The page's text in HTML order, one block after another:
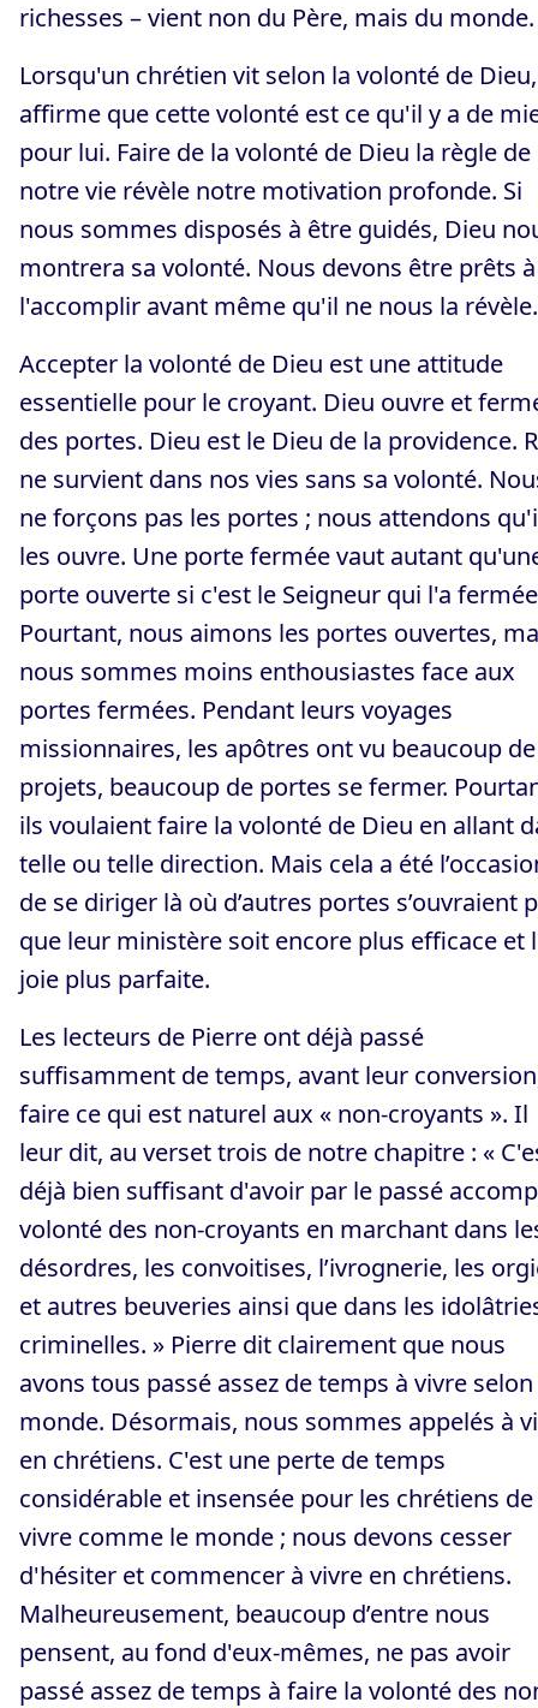
richesses – vient non du Père, mais du monde.
Lorsqu'un chrétien vit selon la volonté de
affirme que cette volonté est ce qu'il y a de
pour lui. Faire de la volonté de Dieu la règle de
notre vie révèle notre motivation profonde. Si
nous sommes disposés à être guidés, Dieu
montrera sa volonté. Nous devons être prêts à
l'accomplir avant même qu'il ne nous la révèle.
Accepter la volonté de Dieu est une attitude
essentielle pour le croyant. Dieu ouvre et
des portes. Dieu est le Dieu de la providence.
ne survient dans nos vies sans sa volonté.
ne forçons pas les portes ; nous attendons
les ouvre. Une porte fermée vaut autant
porte ouverte si c'est le Seigneur qui l'a
Pourtant, nous aimons les portes ouvertes,
nous sommes moins enthousiastes face aux
portes fermées. Pendant leurs voyages
missionnaires, les apôtres ont vu beaucoup de
projets, beaucoup de portes se fermer.
ils voulaient faire la volonté de Dieu en allant
telle ou telle direction. Mais cela a été
de se diriger là où d’autres portes s’ouvraient
que leur ministère soit encore plus efficace et
joie plus parfaite.
Les lecteurs de Pierre ont déjà passé
suffisamment de temps, avant leur
faire ce qui est naturel aux « non-croyants ». Il
leur dit, au verset trois de notre chapitre : «
déjà bien suffisant d'avoir par le passé
volonté des non-croyants en marchant dans
désordres, les convoitises, l’ivrognerie, les
et autres beuveries ainsi que dans les
criminelles. » Pierre dit clairement que nous
avons tous passé assez de temps à vivre
monde. Désormais, nous sommes appelés à
en chrétiens. C'est une perte de temps
considérable et insensée pour les chrétiens de
vivre comme le monde ; nous devons cesser
d'hésiter et commencer à vivre en chrétiens.
Malheureusement, beaucoup d’entre nous
pensent, au fond d'eux-mêmes, ne pas avoir
passé assez de temps à faire la volonté des